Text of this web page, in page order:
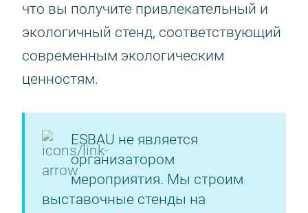
что вы получите привлекательный и
экологичный стенд, соответствующий
современным экологическим
ценностям.
ESBAU не является
организатором
мероприятия. Мы строим
выставочные стенды на